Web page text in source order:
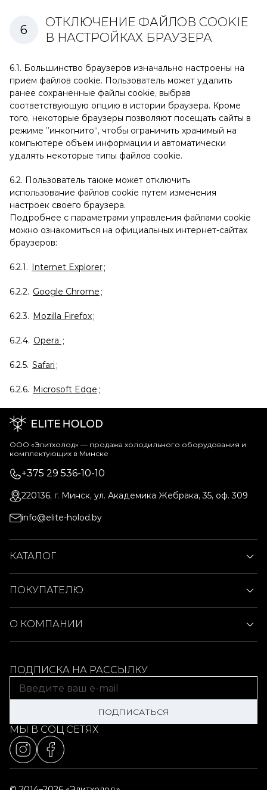
ОТКЛЮЧЕНИЕ ФАЙЛОВ COOKIE
В НАСТРОЙКАХ БРАУЗЕРА
6.1. Большинство браузеров изначально настроены на
прием файлов cookie. Пользователь может удалить
ранее сохраненные файлы сookie, выбрав
соответствующую опцию в истории браузера. Кроме
того, некоторые браузеры позволяют посещать сайты в
режиме ”инкогнито“, чтобы ограничить хранимый на
компьютере объем информации и автоматически
удалять некоторые типы файлов cookie.
6.2. Пользователь также может отключить
использование файлов cookie путем изменения
настроек своего браузера.
Подробнее с параметрами управления файлами cookie
можно ознакомиться на официальных интернет-сайтах
браузеров:
6.2.1. Internet Explorer;
6.2.2. Google Chrome ;
6.2.3. Mozilla Firefox;
6.2.4. Opera ;
6.2.5. Safari ;
6.2.6. Microsoft Edge ;
ООО «Элитхолод» ― продажа холодильного оборудования и
комплектующих в Минске
+375 29 536-10-10
220136, г. Минск, ул. Академика Жебрака, 35, оф. 309
info@elite-holod.by
КАТАЛОГ
ПОКУПАТЕЛЮ
О КОМПАНИИ
ПОДПИСКА НА РАССЫЛКУ
ПОДПИСАТЬСЯ
МЫ В СОЦ СЕТЯХ